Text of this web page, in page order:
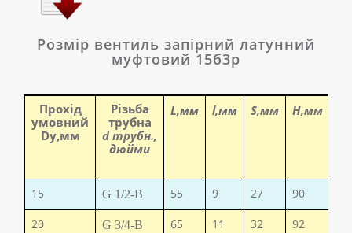
Розмір вентиль запірний латунний
муфтовий 15б3р
Прохід
умовний
Dy,мм
Різьба
трубна
d трубн.,
дюйми
L,мм l,мм S,мм H,мм
15 G 1/2-B 55 9 27 90
20 G 3/4-B 65 11 32 92